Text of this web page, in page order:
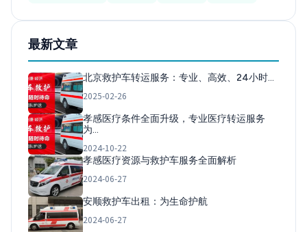
最新文章
北京救护车转运服务：专业、高效、24小时…
2025-02-26
孝感医疗条件全面升级，专业医疗转运服务
为…
2024-10-22
孝感医疗资源与救护车服务全面解析
2024-06-27
安顺救护车出租：为生命护航
2024-06-27